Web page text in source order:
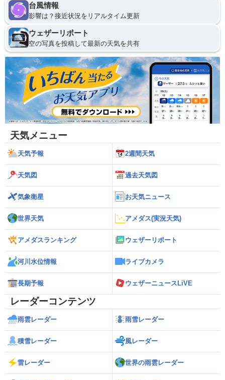
台風情報
影響は？接近状況をリアルタイム更新
ウェザーリポート
空の写真を投稿して最新の天気を共有
天気メニュー
天気予報 2週間天気
天気図 過去天気図
気象衛星 お天気ニュース
世界天気 アメダス(実況天気)
アメダスランキング ウェザーリポート
河川水位情報 ライブカメラ
長期予報 ウェザーニュースLiVE
レーダーコンテンツ
雨雲レーダー 雨雪レーダー
積雪レーダー 風レーダー
雷レーダー 世界の雨雲レーダー